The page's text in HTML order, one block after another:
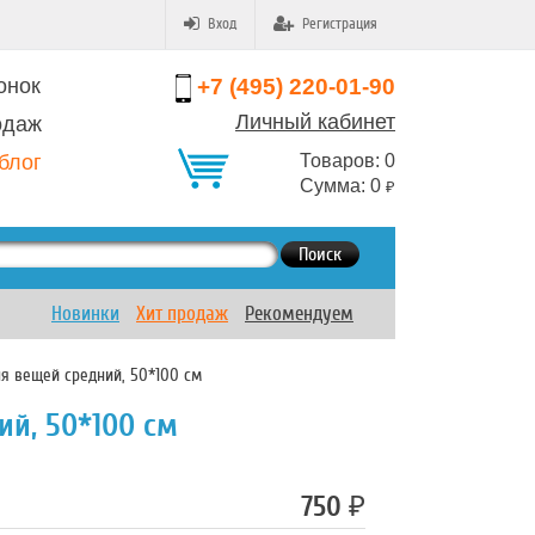
Вход Регистрация
+7 (495) 220-01-90
Личный кабинет
Товаров: 0
Сумма: 0 ₽
Поиск
Новинки Хит продаж Рекомендуем
вещей средний, 50*100 см
50*100 см
750 ₽